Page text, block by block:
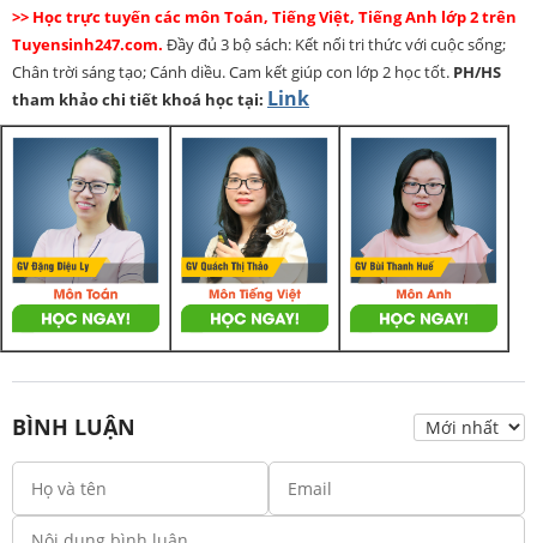
>> Học trực tuyến các môn Toán, Tiếng Việt, Tiếng Anh lớp 2 trên
Tuyensinh247.com. Đầy đủ 3 bộ sách: Kết nối tri thức với cuộc sống;
Chân trời sáng tạo; Cánh diều. Cam kết giúp con lớp 2 học tốt. PH/HS
tham khảo chi tiết khoá học tại: Link
BÌNH LUẬN